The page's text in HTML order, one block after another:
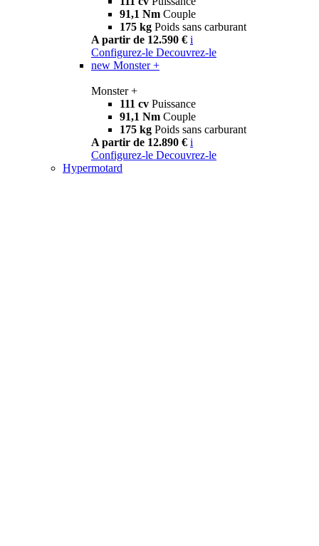
91,1 Nm Couple
175 kg Poids sans carburant
A partir de 12.590 € i
Configurez-le Decouvrez-le
new Monster +
Monster +
111 cv Puissance
91,1 Nm Couple
175 kg Poids sans carburant
A partir de 12.890 € i
Configurez-le Decouvrez-le
Hypermotard